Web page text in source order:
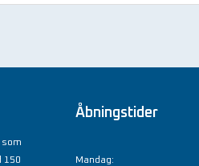
som
150
Åbningstider
Mandag: